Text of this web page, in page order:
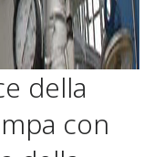
della
con